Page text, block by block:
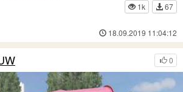
1k
67
18.09.2019 11:04:12
0